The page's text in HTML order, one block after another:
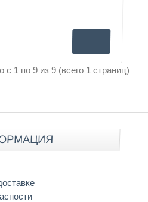
с 1 по 9 из 9 (всего 1 страниц)